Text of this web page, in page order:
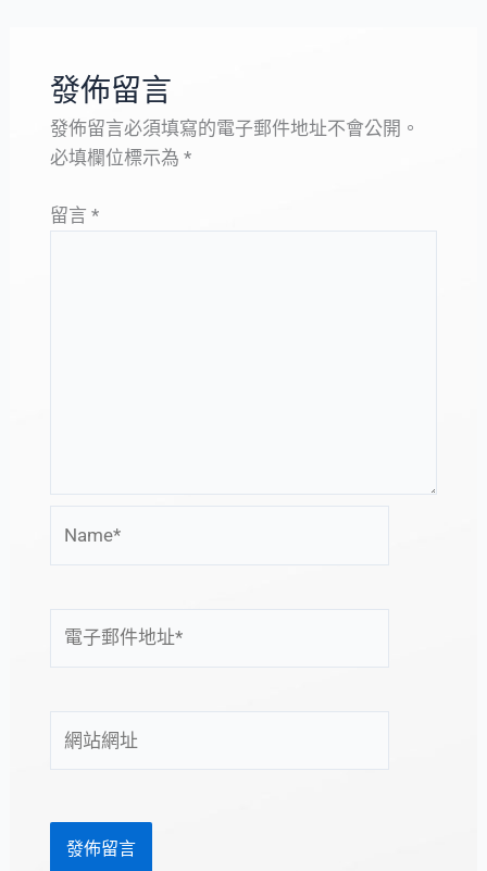
發佈留言
發佈留言必須填寫的電子郵件地址不會公開。
必填欄位標示為 *
留言 *
子
地
站